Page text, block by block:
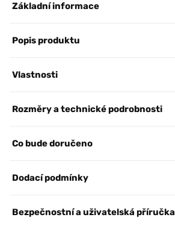
Základní informace
Popis produktu
Vlastnosti
Rozměry a technické podrobnosti
Co bude doručeno
Dodací podmínky
Bezpečnostní a uživatelská příručka